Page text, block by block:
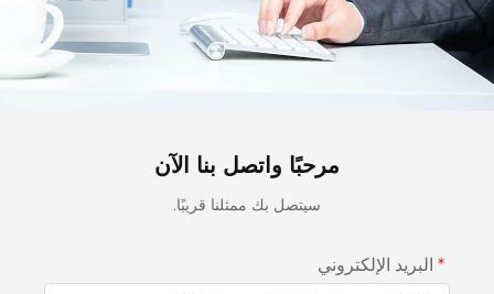
مرحبًا واتصل بنا الآن
سيتصل بك ممثلنا قريبًا.
البريد الإلكتروني